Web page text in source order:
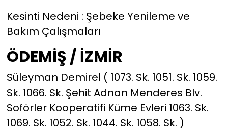
Kesinti Nedeni : Şebeke Yenileme ve
Bakım Çalışmaları
ÖDEMİŞ / İZMİR
Süleyman Demirel ( 1073. Sk. 1051. Sk. 1059.
Sk. 1066. Sk. Şehit Adnan Menderes Blv.
Soförler Kooperatifi Küme Evleri 1063. Sk.
1069. Sk. 1052. Sk. 1044. Sk. 1058. Sk. )